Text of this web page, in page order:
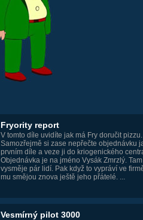
Fryority report
V tomto díle uvidíte jak má Fry doručit pizzu.
Samozřejmě si zase nepřečte objednávku
prvním díle a veze ji do kriogenického
Objednávka je na jméno Vysák Zmrzlý.
vysměje pár lidí. Pak když to vypráví ve
mu smějou znova ještě jeho přátelé. ...
Vesmírný pilot 3000